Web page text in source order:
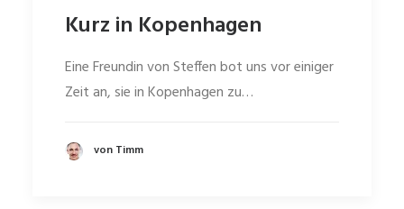
Kurz in Kopenhagen
Eine Freundin von Steffen bot uns vor einiger
Zeit an, sie in Kopenhagen zu…
von Timm